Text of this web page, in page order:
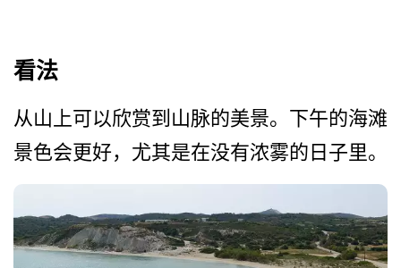
看法
从山上可以欣赏到山脉的美景­。下午的海滩
景色会更好，尤其是在没有浓雾的日子里。